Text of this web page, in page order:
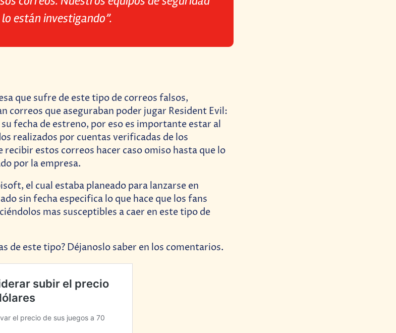
lo están investigando”.
que sufre de este tipo de correos falsos,
correos que aseguraban poder jugar Resident Evil:
fecha de estreno, por eso es importante estar al
realizados por cuentas verificadas de los
recibir estos correos hacer caso omiso hasta que lo
por la empresa.
el cual estaba planeado para lanzarse en
sin fecha especifica lo que hace que los fans
mas susceptibles a caer en este tipo de
de este tipo? Déjanoslo saber en los comentarios.